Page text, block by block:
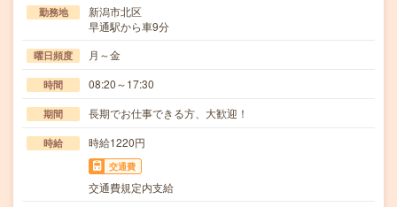
勤務地
新潟市北区
早通駅から車9分
曜日頻度 月～金
時間 08:20～17:30
期間 長期でお仕事できる方、大歓迎！
時給 時給1220円
交通費
交通費規定内支給